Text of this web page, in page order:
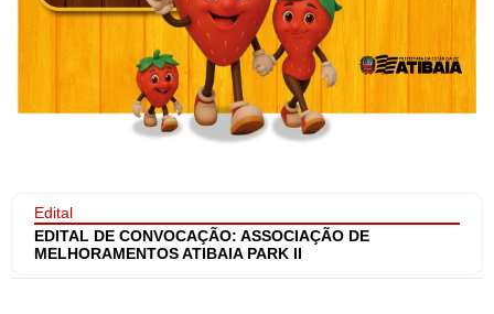
Edital
EDITAL DE CONVOCAÇÃO: ASSOCIAÇÃO DE
MELHORAMENTOS ATIBAIA PARK II